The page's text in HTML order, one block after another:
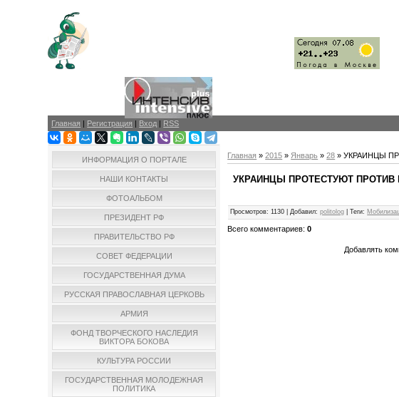
Главная | Регистрация | Вход | RSS
ИНФОРМАЦИЯ О ПОРТАЛЕ
НАШИ КОНТАКТЫ
ФОТОАЛЬБОМ
ПРЕЗИДЕНТ РФ
ПРАВИТЕЛЬСТВО РФ
СОВЕТ ФЕДЕРАЦИИ
ГОСУДАРСТВЕННАЯ ДУМА
РУССКАЯ ПРАВОСЛАВНАЯ ЦЕРКОВЬ
АРМИЯ
ФОНД ТВОРЧЕСКОГО НАСЛЕДИЯ
ВИКТОРА БОКОВА
КУЛЬТУРА РОССИИ
ГОСУДАРСТВЕННАЯ МОЛОДЕЖНАЯ
ПОЛИТИКА
Главная »2015 » Январь » 28 » УКРАИНЦЫ
УКРАИНЦЫ ПРОТЕСТУЮТ
Просмотров: 1130 Добавил: politolog |Теги:
Всего комментариев:0
Добавлять